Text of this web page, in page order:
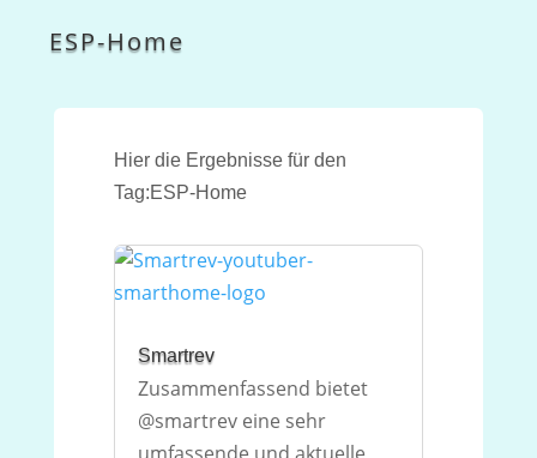
ESP-Home
Hier die Ergebnisse für den
Tag:ESP-Home
Smartrev
Zusammenfassend bietet
@smartrev eine sehr